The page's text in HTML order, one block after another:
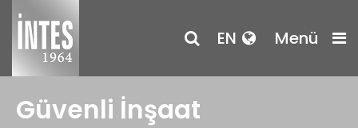
EN Menü
Güvenli İnşaat